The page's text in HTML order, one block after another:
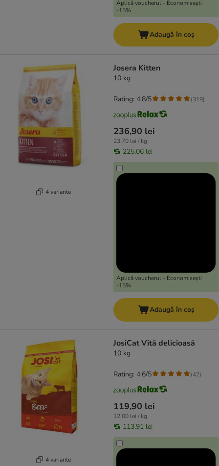
Aplică voucherul - Economisești
-15%
Adaugă în coș
4 variante
Josera Kitten
10 kg
236,90 lei
23,70 lei / kg
225,06 lei
Aplică voucherul - Economisești
-15%
Rating: 4.8/5 (319)
Adaugă în coș
4 variante
JosiCat Vită delicioasă
10 kg
119,90 lei
12,00 lei / kg
113,91 lei
Rating: 4.6/5 (42)